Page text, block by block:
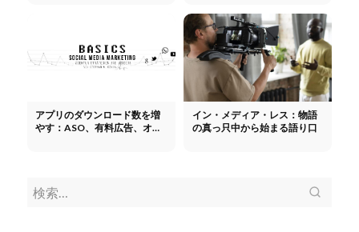
アプリのダウンロード数を増
やす：ASO、有料広告、オー
イン・メディア・レス：物語
の真っ只中から始まる語り口